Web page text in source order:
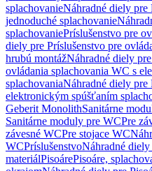
splachovanieNáhradné diely pre
jednoduché splachovanie
splachovaniePríslušenstvo pre
diely pre Príslušenstvo pre
hrubú montážNáhradné diely
ovládania splachovania WC s
splachovaniaNáhradné diely pre
elektronickým spúšťaním
Geberit MonolithSanitárne
Sanitárne moduly pre WCPre
závesné WCPre stojace WC
WCPríslušenstvoNáhradné
materiálPisoárePisoáre,